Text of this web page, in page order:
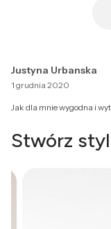
Justyna Urbanska
1 grudnia 2020
Jak dla mnie wygodna i
Stwórz